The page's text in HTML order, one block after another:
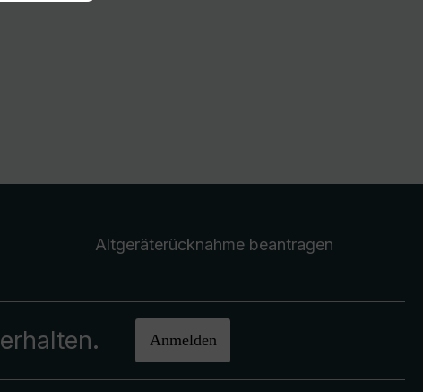
Altgeräterücknahme beantragen
erhalten. Anmelden